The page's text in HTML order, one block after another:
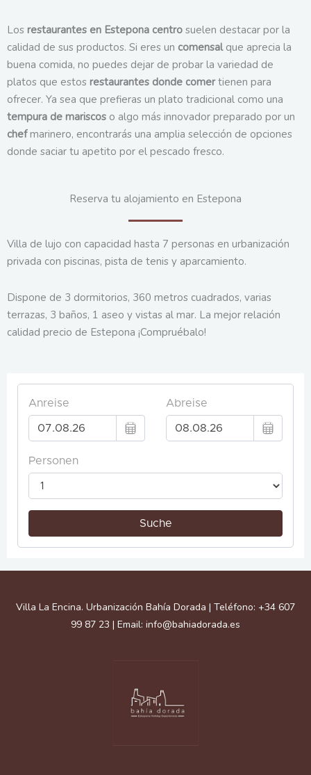
Los restaurantes en Estepona centro suelen destacar por la
calidad de sus productos. Si eres un comensalque aprecia la
buena comida, no puedes dejar de probar la variedad de
platos que estos restaurantes donde comertienen para
ofrecer. Ya sea que prefieras un plato tradicional como una
tempura de mariscos o algo más innovador preparado por un
chefmarinero, encontrarás una amplia selección de opciones
donde saciar tu apetito por el pescado fresco.
Reserva tu alojamiento en Estepona
Villa de lujo con capacidad hasta 7 personas en urbanización
privada con piscinas, pista de tenis y aparcamiento.
Dispone de 3 dormitorios, 360 metros cuadrados, varias
terrazas, 3 baños, 1 aseo y vistas al mar. La mejor relación
calidad precio de Estepona ¡Compruébalo!
Villa La Encina. Urbanización Bahía Dorada | Teléfono: +34 607
99 87 23 | Email: info@bahiadorada.es
Facebook
Instagram
GoogleBehance